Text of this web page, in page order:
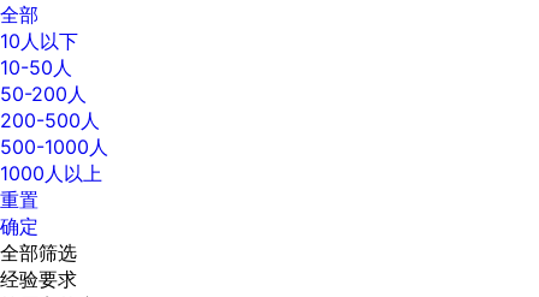
全部
10人以下
10-50人
50-200人
200-500人
500-1000人
1000人以上
重置
确定
全部筛选
经验要求